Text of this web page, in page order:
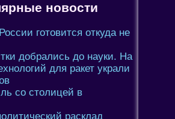
новости
готовится откуда не
добрались до науки. На
для ракет украли
со столицей в
расклад